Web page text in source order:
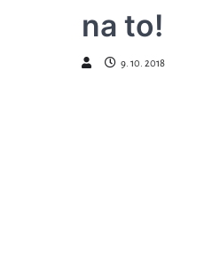
na to!
9. 10. 2018